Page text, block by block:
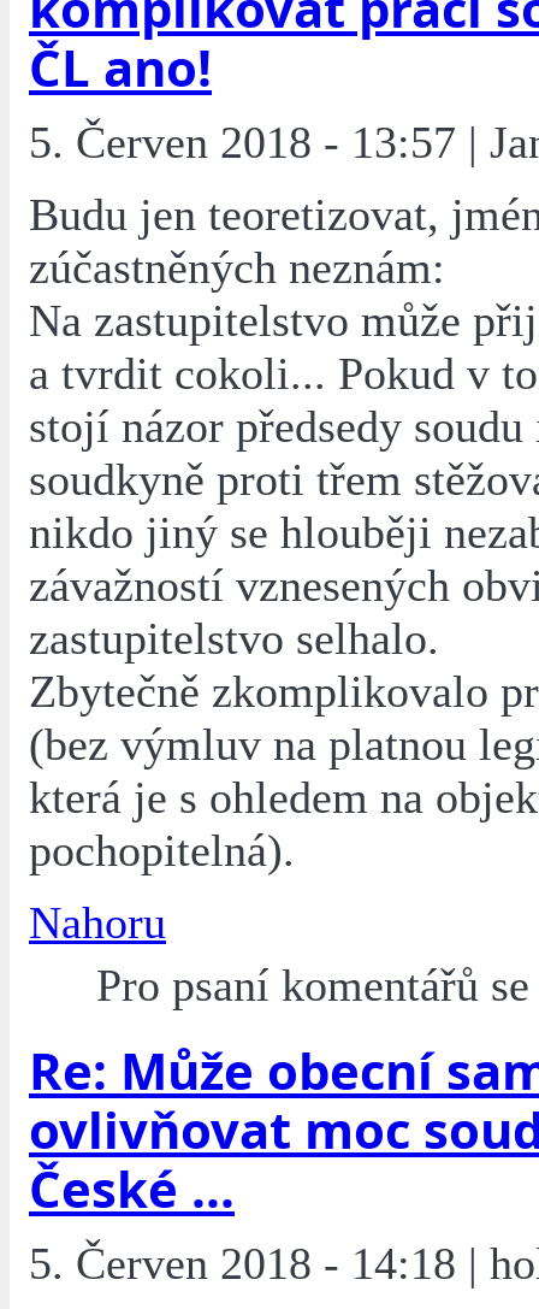
ČL ano!
5. Červen 2018 - 13:57 |
Budu jen teoretizovat,
zúčastněných neznám:
Na zastupitelstvo může
a tvrdit cokoli... Pokud v
stojí názor předsedy
soudkyně proti třem
nikdo jiný se hlouběji
závažností vznesených
zastupitelstvo selhalo.
Zbytečně zkomplikovalo
(bez výmluv na platnou
která je s ohledem na
pochopitelná).
Nahoru
Pro psaní komentářů
Re: Může obecní
ovlivňovat moc
České ...
5. Červen 2018 - 14:18 |